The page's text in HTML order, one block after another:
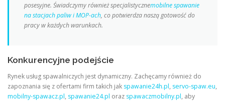
posesyjne. Świadczymy również specjalistycznemobilne spawanie
na stacjach paliw i MOP-ach, co potwierdza naszą gotowość do
pracy w każdych warunkach.
Konkurencyjne podejście
Rynek usług spawalniczych jest dynamiczny. Zachęcamy również do
zapoznania się z ofertami firm takich jak spawanie24h.pl, servo-spaw.eu,
mobilny-spawacz.pl, spawanie24.pl oraz spawaczmobilny.pl, aby